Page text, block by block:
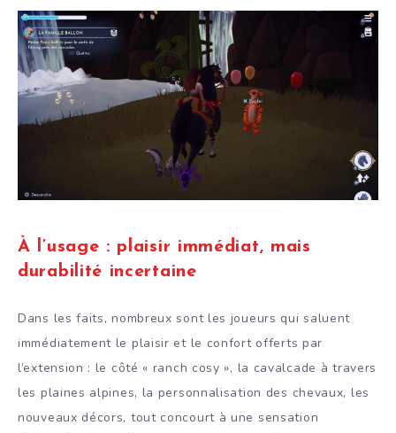
À l’usage : plaisir immédiat, mais
durabilité incertaine
Dans les faits, nombreux sont les joueurs qui saluent
immédiatement le plaisir et le confort offerts par
l’extension : le côté « ranch cosy », la cavalcade à travers
les plaines alpines, la personnalisation des chevaux, les
nouveaux décors, tout concourt à une sensation